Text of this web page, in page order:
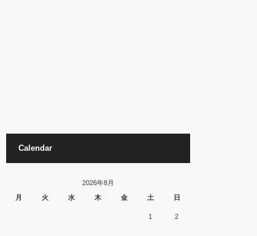
Calendar
2026年8月
月
火 水 木 金 土 日
1 2